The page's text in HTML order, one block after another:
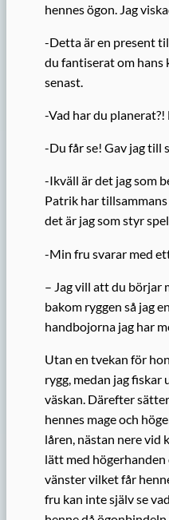
hennes ögon. Jag
-Detta är en present
du fantiserat om hans
senast.
-Vad har du planerat?!
-Du får se! Gav jag till
-Ikväll är det jag som
Patrik har
det är jag som styr
-Min fru svarar med
– Jag vill att du börjar
bakom ryggen så jag
handbojorna jag har
Utan en tvekan för
rygg, medan jag
väskan. Därefter
hennes mage och
låren, nästan nere vid
lätt med
vänster vilket får
fru kan inte själv se